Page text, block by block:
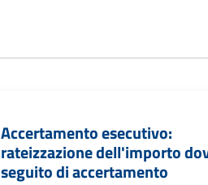
Accertamento esecutivo:
rateizzazione dell'importo
seguito di accertamento